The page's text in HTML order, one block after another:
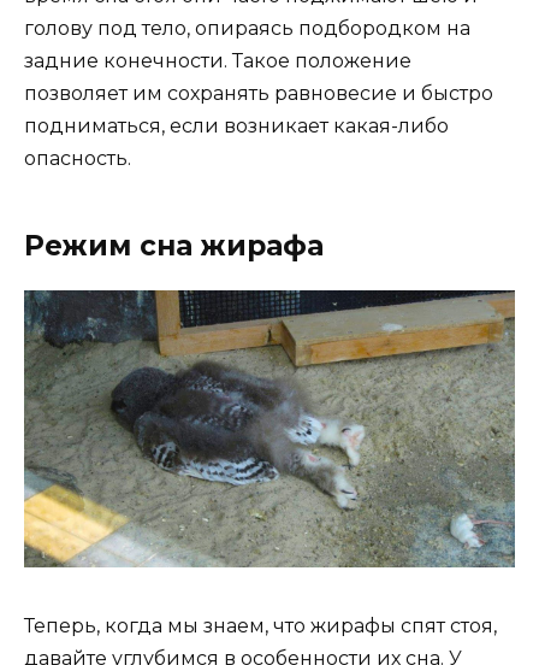
голову под тело, опираясь подбородком на
задние конечности. Такое положение
позволяет им сохранять равновесие и быстро
подниматься, если возникает какая-либо
опасность.
Режим сна жирафа
Теперь, когда мы знаем, что жирафы спят стоя,
давайте углубимся в особенности их сна. У